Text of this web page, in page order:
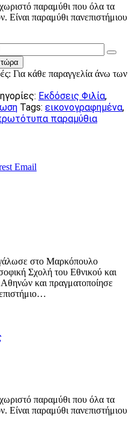
παραμύθι που όλα τα
Είναι παραμύθι πανεπιστήμιου
Για κάθε παραγγελία άνω των
Εκδόσεις Φιλία,
Tags: εικονογραφημένα,
παραμύθια
Email
στο Μαρκόπουλο
Σχολή του Εθνικού και
και πραγματοποίησε
παραμύθι που όλα τα
Είναι παραμύθι πανεπιστήμιου